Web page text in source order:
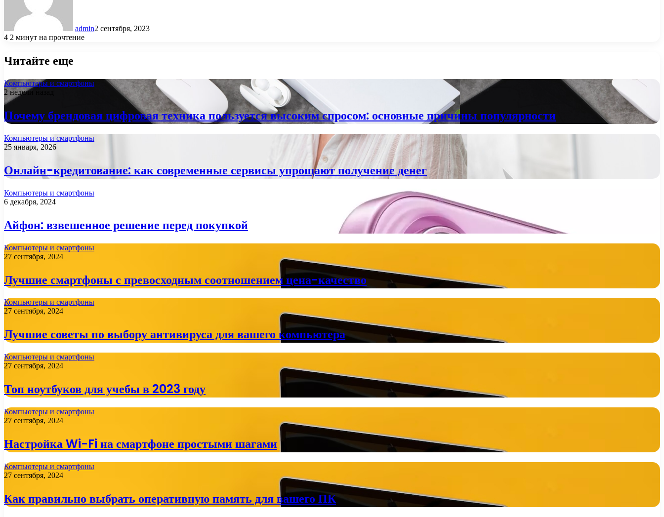
admin2 сентября, 2023
4 2 минут на прочтение
Читайте еще
Компьютеры и смартфоны
2 недели назад
Почему брендовая цифровая техника пользуется высоким спросом: основные причины популярности
Компьютеры и смартфоны
25 января, 2026
Онлайн-кредитование: как современные сервисы упрощают получение денег
Компьютеры и смартфоны
6 декабря, 2024
Айфон: взвешенное решение перед покупкой
Компьютеры и смартфоны
27 сентября, 2024
Лучшие смартфоны с превосходным соотношением цена-качество
Компьютеры и смартфоны
27 сентября, 2024
Лучшие советы по выбору антивируса для вашего компьютера
Компьютеры и смартфоны
27 сентября, 2024
Топ ноутбуков для учебы в 2023 году
Компьютеры и смартфоны
27 сентября, 2024
Настройка Wi-Fi на смартфоне простыми шагами
Компьютеры и смартфоны
27 сентября, 2024
Как правильно выбрать оперативную память для вашего ПК